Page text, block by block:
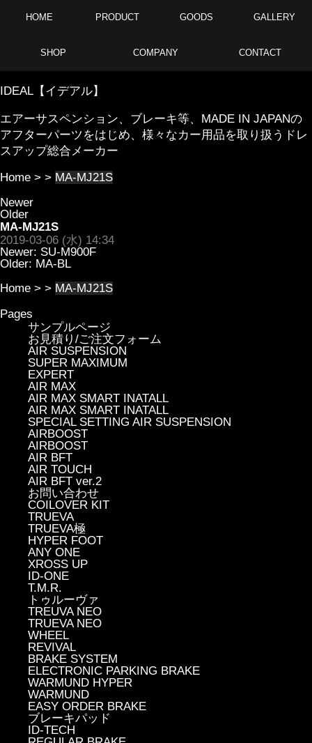
HOME PRODUCT GOODS GALLERY
SHOP COMPANY CONTACT
IDEAL【イデアル】
エアーサスペンション、ブレーキ等、MADE IN JAPANの
アフターパーツをはじめ、様々なカー用品を取り扱うドレ
スアップ総合メーカー
Home > > MA-MJ21S
Newer
Older
MA-MJ21S
2019-03-06 (水) 14:34
Newer: SU-M900F
Older: MA-BL
Home > > MA-MJ21S
Pages
サンプルページ
お見積り/ご注文フォーム
AIR SUSPENSION
SUPER MAXIMUM
EXPERT
AIR MAX
AIR MAX SMART INATALL
AIR MAX SMART INATALL
SPECIAL SETTING AIR SUSPENSION
AIRBOOST
AIRBOOST
AIR BFT
AIR TOUCH
AIR BFT ver.2
お問い合わせ
COILOVER KIT
TRUEVA
TRUEVA極
HYPER FOOT
ANY ONE
XROSS UP
ID-ONE
T.M.R.
トゥルーヴァ
TREUVA NEO
TRUEVA NEO
WHEEL
REVIVAL
BRAKE SYSTEM
ELECTRONIC PARKING BRAKE
WARMUND HYPER
WARMUND
EASY ORDER BRAKE
ブレーキパッド
ID-TECH